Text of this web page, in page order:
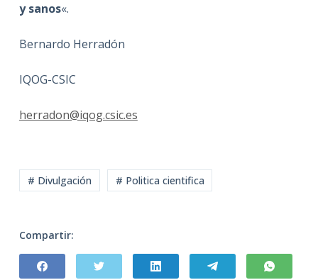
y sanos«.
Bernardo Herradón
IQOG-CSIC
herradon@iqog.csic.es
# Divulgación # Politica cientifica
Compartir: